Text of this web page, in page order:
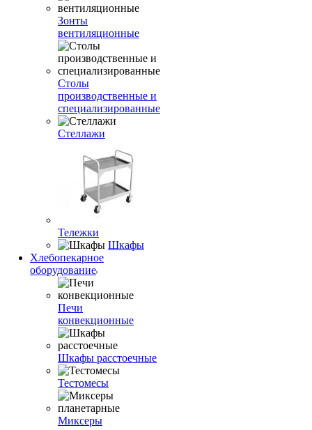
Зонты
вентиляционные
Столы
производственные и
специализированные
Стеллажи
Тележки
Шкафы
Хлебопекарное
оборудование
Печи
конвекционные
Шкафы расстоечные
Тестомесы
Миксеры